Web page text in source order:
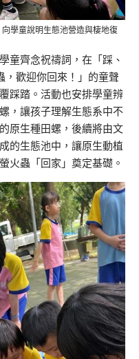
學童說明生態池營造與棲地復
童齊念祝禱詞，在「踩、
歡迎你回來！」的童聲
踩踏。活動也安排學童辨
，讓孩子理解生態系中不
原生種田螺，後續將由文
的生態池中，讓原生動植
火蟲「回家」奠定基礎。